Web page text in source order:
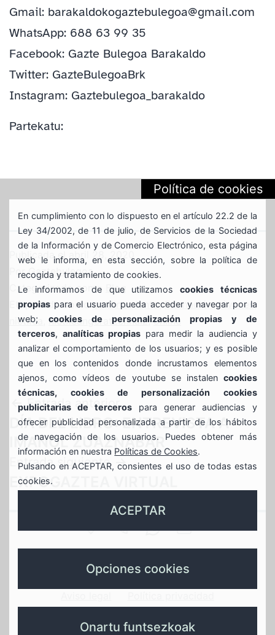
Gmail: barakaldokogaztebulegoa@gmail.com
WhatsApp: 688 63 99 35
Facebook: Gazte Bulegoa Barakaldo
Twitter: GazteBulegoaBrk
Instagram: Gaztebulegoa_barakaldo
Partekatu:
Publicada el
abril 28, 2020
PorGaztebulegoa
Categorizado como Blog
Etiquetado comoconfinamiento,Formación,jóvenes,
nietxea
nietxeangeratzennaiz,online
Navegación
de
entradas
Entrada anterior
DÍA DEL LIBRO: ENTREVISTA A
IMANOL ZUAZNABAR
Entrada siguiente
EXPOGAZTEA VIRTUAL
Política de cookies Política de calidad
Política de cookies
En cumplimiento con lo dispuesto en el artículo 22.2 de la
Ley 34/2002, de 11 de julio, de Servicios de la Sociedad
de la Información y de Comercio Electrónico, esta página
web le informa, en esta sección, sobre la política de
recogida y tratamiento de cookies.
Le informamos de que utilizamoscookies técnicas
propias para el usuario pueda acceder y navegar por la
web; cookies de personalización propias y de
terceros,analíticas propias para medir la audiencia y
analizar el comportamiento de los usuarios; y es posible
que en los contenidos donde incrustamos elementos
ajenos, como vídeos de youtube se instalen cookies
técnicas, cookies de personalización cookies
publicitarias de terceros para generar audiencias y
ofrecer publicidad personalizada a partir de los hábitos
de navegación de los usuarios. Puedes obtener más
información en nuestra Políticas de Cookies.
Pulsando en ACEPTAR, consientes el uso de todas estas
cookies.
ACEPTAR
Opciones cookies
Onartu funtsezkoak